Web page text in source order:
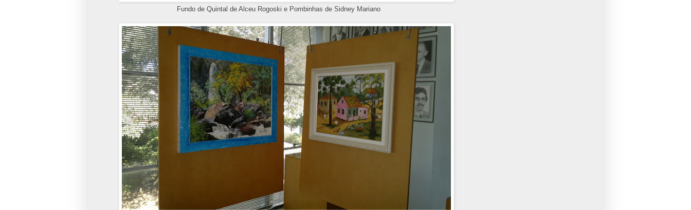
Fundo de Quintal de Alceu Rogoski e Pombinhas de Sidney Mariano